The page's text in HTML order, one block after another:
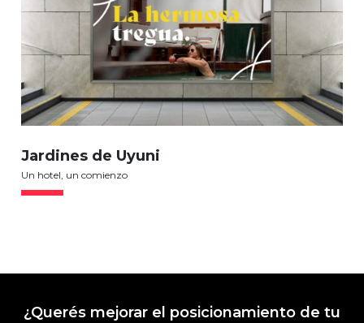
Jardines de Uyuni
Un hotel, un comienzo
¿Querés mejorar el posicionamiento de tu